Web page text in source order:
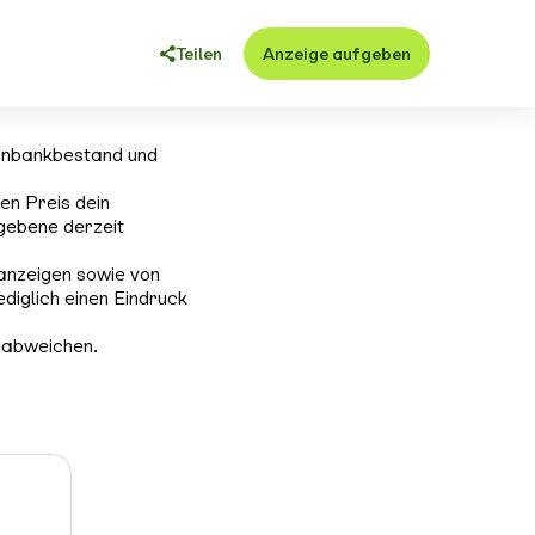
Teilen Anzeige aufgeben
und
Preis dein
derzeit
sowie von
einen Eindruck